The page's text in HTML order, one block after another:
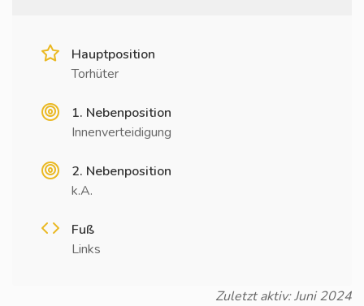
Hauptposition
Torhüter
1. Nebenposition
Innenverteidigung
2. Nebenposition
k.A.
Fuß
Links
Zuletzt aktiv: Juni 2024